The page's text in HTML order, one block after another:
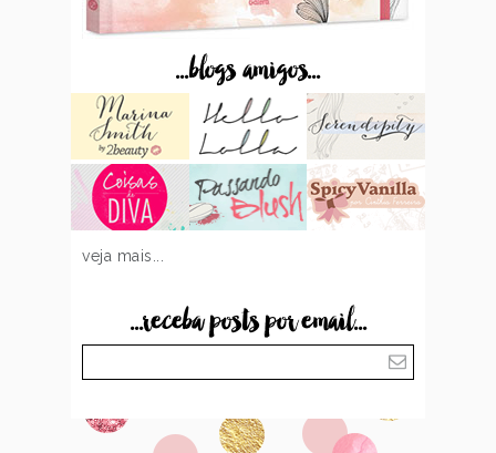
...blogs amigos...
veja mais...
...receba posts por email...